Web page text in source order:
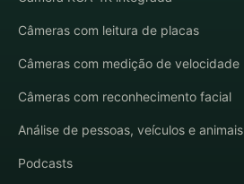
Câmeras com leitura de placas
Câmeras com medição de velocidade
Câmeras com reconhecimento facial
Análise de pessoas, veículos e animais
Podcasts